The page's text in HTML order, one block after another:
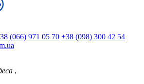
(066) 971 05 70 +38 (098) 300 42 54
,